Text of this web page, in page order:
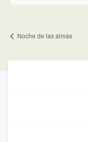
Noche de las almas